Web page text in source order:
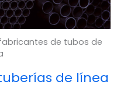
de tubos de
de línea